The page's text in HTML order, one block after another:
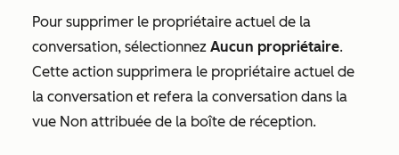
Pour supprimer le propriétaire actuel de la
conversation, sélectionnez Aucun propriétaire.
Cette action supprimera le propriétaire actuel de
la conversation et refera la conversation dans la
vue Non attribuée de la boîte de réception.